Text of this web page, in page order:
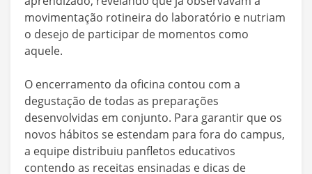
movimentação rotineira do laboratório e nutriam
o desejo de participar de momentos como
aquele.
O encerramento da oficina contou com a
degustação de todas as preparações
desenvolvidas em conjunto. Para garantir que os
novos hábitos se estendam para fora do campus,
a equipe distribuiu panfletos educativos
contendo as receitas ensinadas e dicas de